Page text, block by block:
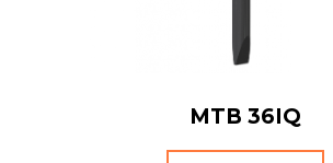
MTB 36IQ